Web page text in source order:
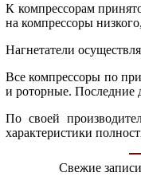
К компрессорам
на компрессоры
Нагнетатели
Все компрессоры по
и роторные. Последние
По своей
характеристики
Свежие